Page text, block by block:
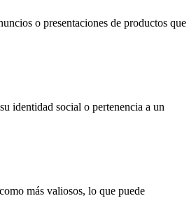
o presentaciones de productos que
identidad social o pertenencia a un
más valiosos, lo que puede